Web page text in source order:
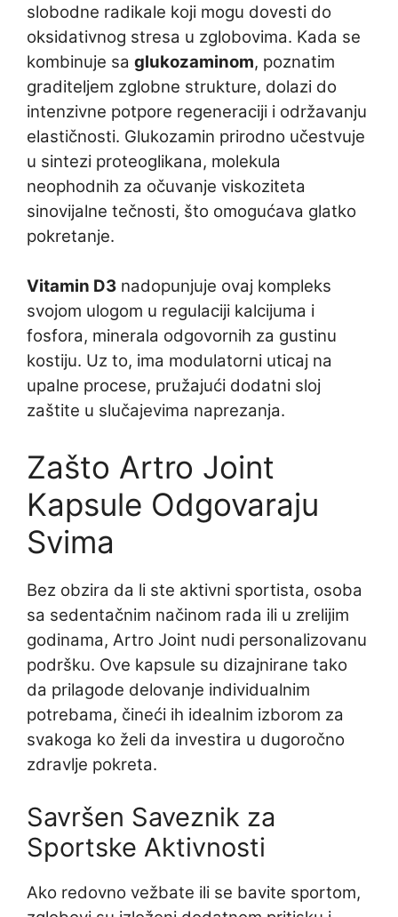
slobodne radikale koji mogu dovesti do
oksidativnog stresa u zglobovima. Kada se
kombinuje sa glukozaminom, poznatim
graditeljem zglobne strukture, dolazi do
intenzivne potpore regeneraciji i održavanju
elastičnosti. Glukozamin prirodno učestvuje
u sintezi proteoglikana, molekula
neophodnih za očuvanje viskoziteta
sinovijalne tečnosti, što omogućava glatko
pokretanje.
Vitamin D3 nadopunjuje ovaj kompleks
svojom ulogom u regulaciji kalcijuma i
fosfora, minerala odgovornih za gustinu
kostiju. Uz to, ima modulatorni uticaj na
upalne procese, pružajući dodatni sloj
zaštite u slučajevima naprezanja.
Zašto Artro Joint
Kapsule Odgovaraju
Svima
Bez obzira da li ste aktivni sportista, osoba
sa sedentačnim načinom rada ili u zrelijim
godinama, Artro Joint nudi personalizovanu
podršku. Ove kapsule su dizajnirane tako
da prilagode delovanje individualnim
potrebama, čineći ih idealnim izborom za
svakoga ko želi da investira u dugoročno
zdravlje pokreta.
Savršen Saveznik za
Sportske Aktivnosti
Ako redovno vežbate ili se bavite sportom,